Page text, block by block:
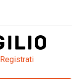
Registrati